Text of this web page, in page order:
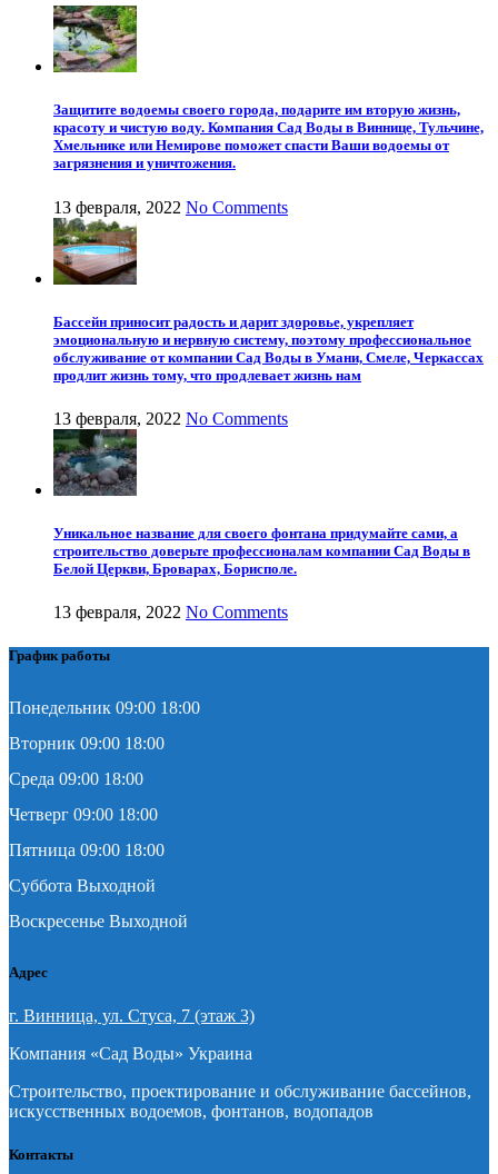
Защитите водоемы своего города, подарите им вторую жизнь,
красоту и чистую воду. Компания Сад Воды в Виннице, Тульчине,
Хмельнике или Немирове поможет спасти Ваши водоемы от
загрязнения и уничтожения.
13 февраля, 2022 No Comments
Бассейн приносит радость и дарит здоровье, укрепляет
эмоциональную и нервную систему, поэтому профессиональное
обслуживание от компании Сад Воды в Умани, Смеле, Черкассах
продлит жизнь тому, что продлевает жизнь нам
13 февраля, 2022 No Comments
Уникальное название для своего фонтана придумайте сами, а
строительство доверьте профессионалам компании Сад Воды в
Белой Церкви, Броварах, Борисполе.
13 февраля, 2022 No Comments
График работы
Понедельник 09:00 18:00
Вторник 09:00 18:00
Среда 09:00 18:00
Четверг 09:00 18:00
Пятница 09:00 18:00
Суббота Выходной
Воскресенье Выходной
Адрес
г. Винница, ул. Стуса, 7 (этаж 3)
Компания «Сад Воды» Украина
Строительство, проектирование и обслуживание бассейнов,
искусственных водоемов, фонтанов, водопадов
Контакты